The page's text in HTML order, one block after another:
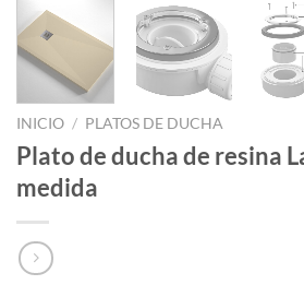
INICIO / PLATOS DE DUCHA
Plato de ducha de resina
medida